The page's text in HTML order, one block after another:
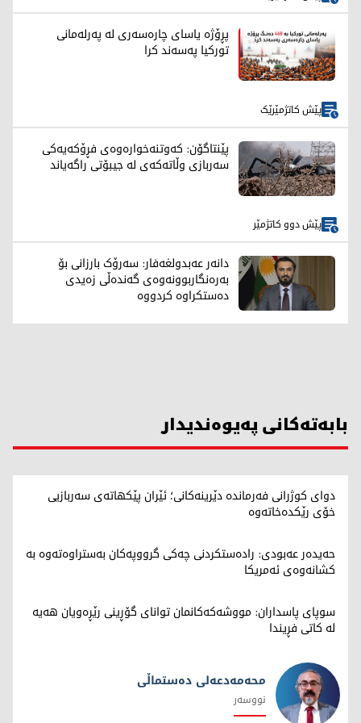
پڕۆژە یاسای چارەسەری لە پەرلەمانی
تورکیا پەسەند کرا
پێش کاتژمێرێک
پێنتاگۆن: کەوتنەخوارەوەی فڕۆکەیەکی
سەربازی وڵاتەکەی لە جیبۆتی راگەیاند
پێش دوو کاتژمێر
دانەر عەبدولغەفار: سەرۆک بارزانی بۆ
بەرەنگاربوونەوەی گەندەڵی زەیدی
دەستکراوە کردووە
بابەتەکانی پەیوەندیدار
دوای کوژرانی فەرماندە دێرینەکانی؛ ئێران پێکهاتەی سەربازیی
خۆی رێکدەخاتەوە
حەیدەر عەبودی: رادەستکردنی چەکی گرووپەکان بەستراوەتەوە بە
کشانەوەی ئەمریکا
سوپای پاسداران: مووشەکەکانمان توانای گۆڕینی رێڕەویان هەیە
لە کاتی فڕیندا
محەمەدعەلی دەستماڵی
نووسەر